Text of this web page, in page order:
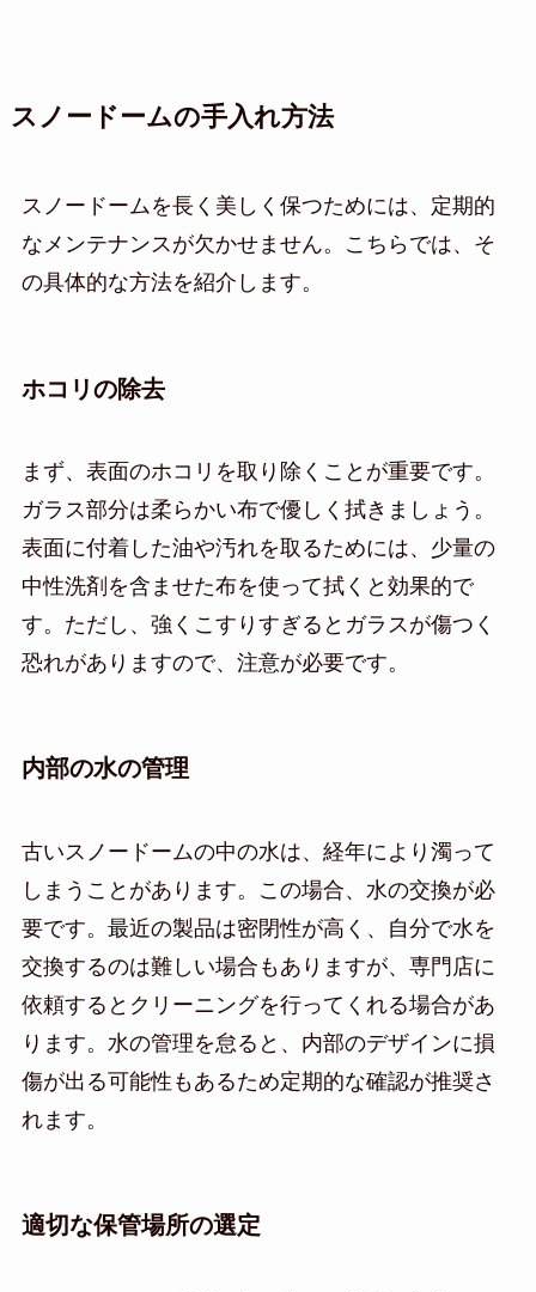
スノードームの手入れ方法
スノードームを長く美しく保つためには、定期的
なメンテナンスが欠かせません。こちらでは、そ
の具体的な方法を紹介します。
ホコリの除去
まず、表面のホコリを取り除くことが重要です。
ガラス部分は柔らかい布で優しく拭きましょう。
表面に付着した油や汚れを取るためには、少量の
中性洗剤を含ませた布を使って拭くと効果的で
す。ただし、強くこすりすぎるとガラスが傷つく
恐れがありますので、注意が必要です。
内部の水の管理
古いスノードームの中の水は、経年により濁って
しまうことがあります。この場合、水の交換が必
要です。最近の製品は密閉性が高く、自分で水を
交換するのは難しい場合もありますが、専門店に
依頼するとクリーニングを行ってくれる場合があ
ります。水の管理を怠ると、内部のデザインに損
傷が出る可能性もあるため定期的な確認が推奨さ
れます。
適切な保管場所の選定